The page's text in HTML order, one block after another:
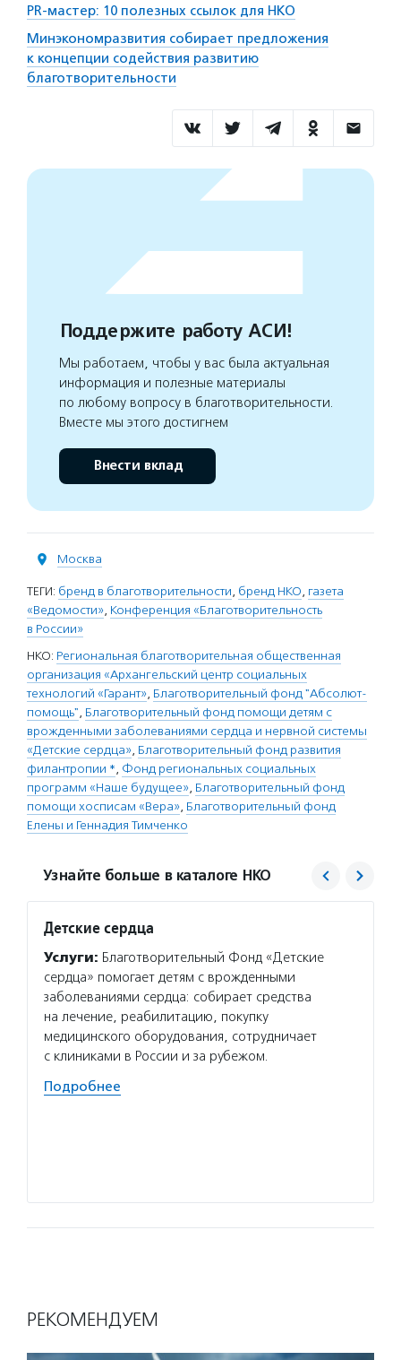
PR-мастер: 10 полезных ссылок для НКО
Минэкономразвития собирает предложения
к концепции содействия развитию
благотворительности
Поддержите работу АСИ!
Мы работаем, чтобы у вас была актуальная
информация и полезные материалы
по любому вопросу в благотворительности.
Вместе мы этого достигнем
Внести вклад
Москва
ТЕГИ: бренд в благотворительности, бренд НКО, газета
«Ведомости», Конференция «Благотворительность
в России»
НКО: Региональная благотворительная общественная
организация «Архангельский центр социальных
технологий «Гарант», Благотворительный фонд "Абсолют-
помощь", Благотворительный фонд помощи детям с
врожденными заболеваниями сердца и нервной системы
«Детские сердца», Благотворительный фонд развития
филантропии *, Фонд региональных социальных
программ «Наше будущее», Благотворительный фонд
помощи хосписам «Вера», Благотворительный фонд
Елены и Геннадия Тимченко
Узнайте больше в каталоге НКО
Детские сердца
Услуги: Благотворительный Фонд «Детские
сердца» помогает детям с врожденными
заболеваниями сердца: собирает средства
на лечение, реабилитацию, покупку
медицинского оборудования, сотрудничает
с клиниками в России и за рубежом.
Подробнее
РЕКОМЕНДУЕМ